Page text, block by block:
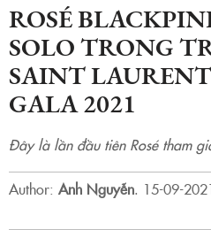
ROSÉ
SOLO TRONG
SAINT
GALA 2021
Đây là lần đầu tiên Rosé tham
Author: Anh Nguyễn. 15-09-